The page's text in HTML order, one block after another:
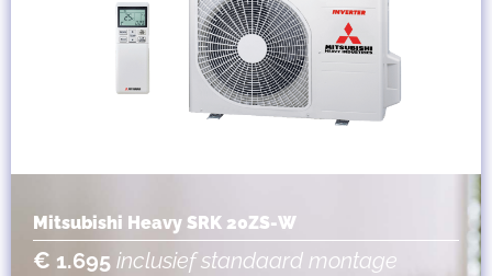
Mitsubishi Heavy SRK 20ZS-W
€ 1.695 inclusief standaard montage